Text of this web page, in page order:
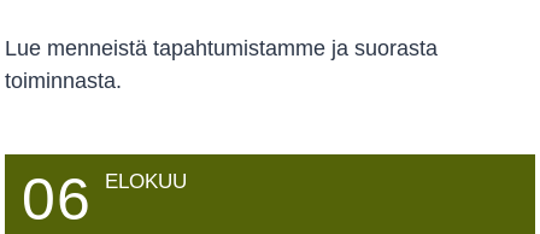
Lue menneistä tapahtumistamme ja suorasta
toiminnasta.
06 ELOKUU